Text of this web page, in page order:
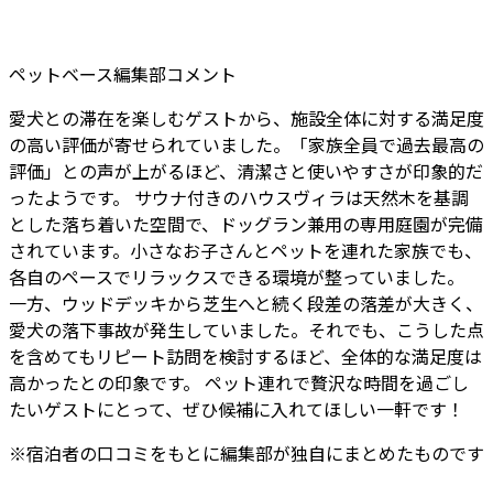
ペットベース編集部コメント
愛犬との滞在を楽しむゲストから、施設全体に対する満足度
の高い評価が寄せられていました。「家族全員で過去最高の
評価」との声が上がるほど、清潔さと使いやすさが印象的だ
ったようです。 サウナ付きのハウスヴィラは天然木を基調
とした落ち着いた空間で、ドッグラン兼用の専用庭園が完備
されています。小さなお子さんとペットを連れた家族でも、
各自のペースでリラックスできる環境が整っていました。
一方、ウッドデッキから芝生へと続く段差の落差が大きく、
愛犬の落下事故が発生していました。それでも、こうした点
を含めてもリピート訪問を検討するほど、全体的な満足度は
高かったとの印象です。 ペット連れで贅沢な時間を過ごし
たいゲストにとって、ぜひ候補に入れてほしい一軒です！
※宿泊者の口コミをもとに編集部が独自にまとめたものです